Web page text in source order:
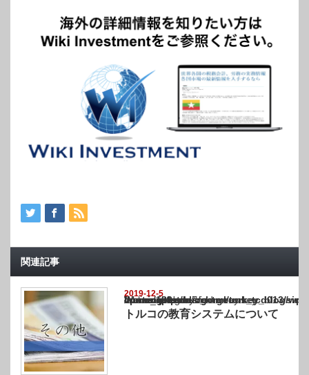
関連記事
2019-12-5
Warning
: Undefined array key "show_category" in
/home/netst/kuno-cpa.co.jp/public_html/turkey_blog/wp-content/themes/
on line183
トルコの教育システムについて